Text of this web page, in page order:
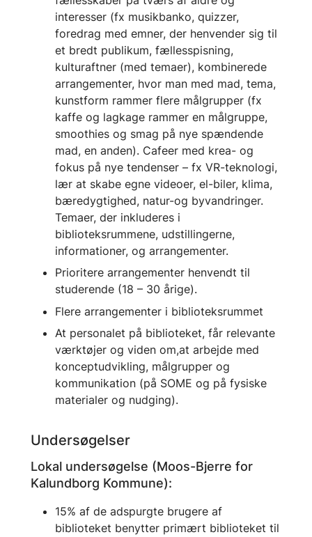
interesser (fx musikbanko, quizzer,
foredrag med emner, der henvender sig til
et bredt publikum, fællesspisning,
kulturaftner (med temaer), kombinerede
arrangementer, hvor man med mad, tema,
kunstform rammer flere målgrupper (fx
kaffe og lagkage rammer en målgruppe,
smoothies og smag på nye spændende
mad, en anden). Cafeer med krea- og
fokus på nye tendenser – fx VR-teknologi,
lær at skabe egne videoer, el-biler, klima,
bæredygtighed, natur-og byvandringer.
Temaer, der inkluderes i
biblioteksrummene, udstillingerne,
informationer, og arrangementer.
Prioritere arrangementer henvendt til
studerende (18 – 30 årige).
Flere arrangementer i biblioteksrummet
At personalet på biblioteket, får relevante
værktøjer og viden om,at arbejde med
konceptudvikling, målgrupper og
kommunikation (på SOME og på fysiske
materialer og nudging).
Undersøgelser
Lokal undersøgelse (Moos-Bjerre for
Kalundborg Kommune):
15% af de adspurgte brugere af
biblioteket benytter primært biblioteket til